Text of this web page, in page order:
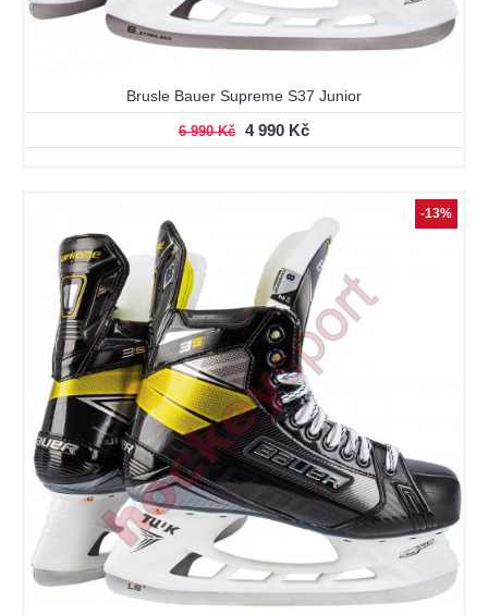
Brusle Bauer Supreme S37 Junior
6 990 Kč 4 990 Kč
-13%